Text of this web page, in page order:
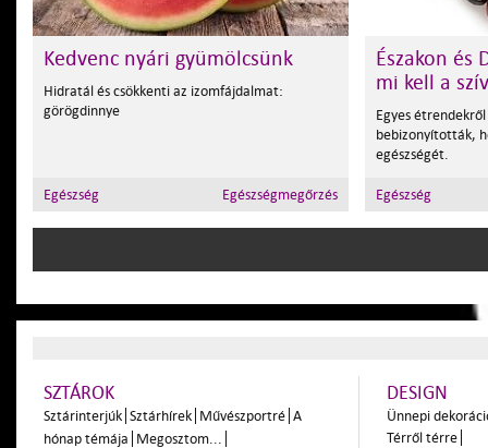
Kedvenc nyári gyümölcsünk
Hidratál és csökkenti az izomfájdalmat:
görögdinnye
Egészség Egészségmegőrzés
Északon és
mi kell a
Egyes
bebizonyították,
egészségét.
Egészség
SZTÁROK
Sztárinterjúk Sztárhírek Művészportré A
hónap témája Megosztom...
DESIGN
Ünnepi
Térről térre